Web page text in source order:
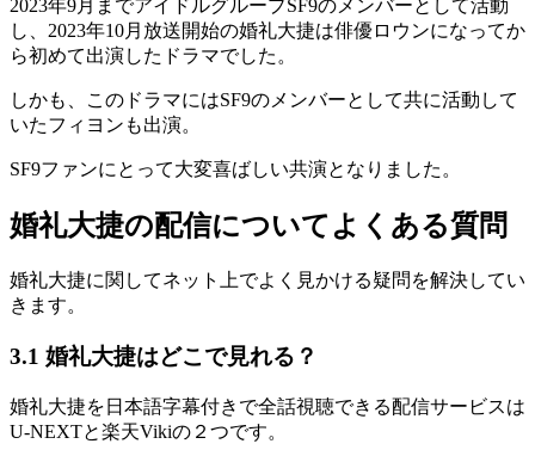
2023年9月までアイドルグループSF9のメンバーとして活動
し、2023年10月放送開始の婚礼大捷は俳優ロウンになってか
ら初めて出演したドラマでした。
しかも、このドラマにはSF9のメンバーとして共に活動して
いたフィヨンも出演。
SF9ファンにとって大変喜ばしい共演となりました。
婚礼大捷の配信についてよくある質問
婚礼大捷に関してネット上でよく見かける疑問を解決してい
きます。
3.1 婚礼大捷はどこで見れる？
婚礼大捷を日本語字幕付きで全話視聴できる配信サービスは
U-NEXTと楽天Vikiの２つです。